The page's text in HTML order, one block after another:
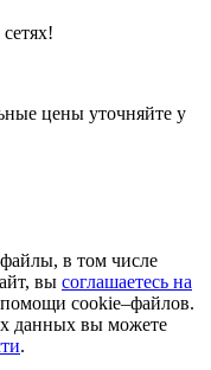
цены уточняйте у
в том числе
вы соглашаетесь на
cookie–файлов.
данных вы можете
.